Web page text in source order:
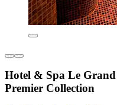
Hotel & Spa Le
Premier Collection